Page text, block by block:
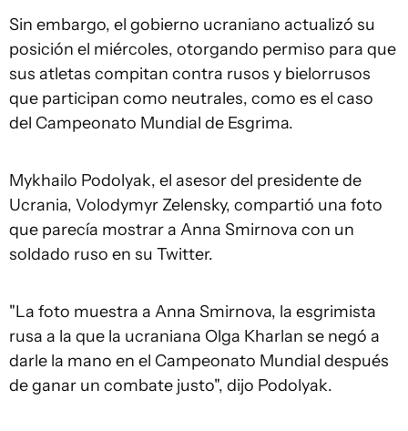
Sin embargo, el gobierno ucraniano actualizó su
posición el miércoles, otorgando permiso para que
sus atletas compitan contra rusos y bielorrusos
que participan como neutrales, como es el caso
del Campeonato Mundial de Esgrima.
Mykhailo Podolyak, el asesor del presidente de
Ucrania, Volodymyr Zelensky, compartió una foto
que parecía mostrar a Anna Smirnova con un
soldado ruso en su Twitter.
"La foto muestra a Anna Smirnova, la esgrimista
rusa a la que la ucraniana Olga Kharlan se negó a
darle la mano en el Campeonato Mundial después
de ganar un combate justo", dijo Podolyak.